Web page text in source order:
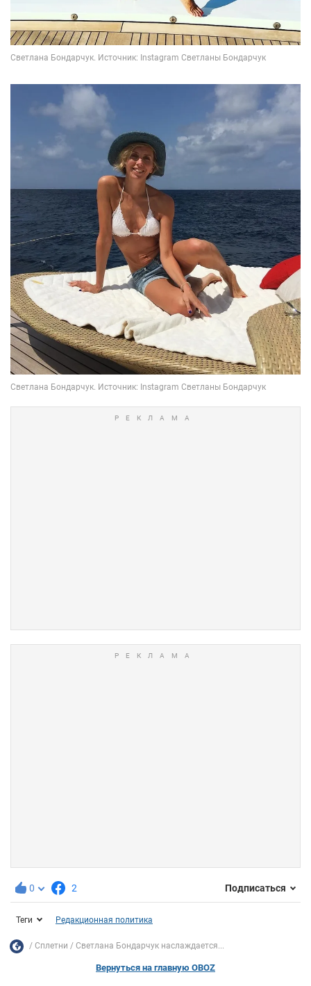
0 2 Подписаться
Теги Редакционная политика
Сплетни Светлана Бондарчук наслаждается...
Вернуться на главную OBOZ